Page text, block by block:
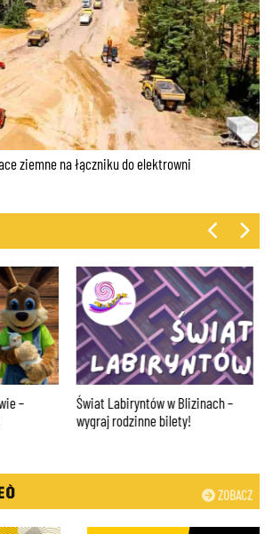
ziemne na łączniku do elektrowni
–
Świat Labiryntów w Blizinach –
wygraj rodzinne bilety!
ZOBACZ